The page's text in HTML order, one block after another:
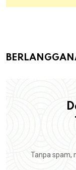
Tanpa spam,